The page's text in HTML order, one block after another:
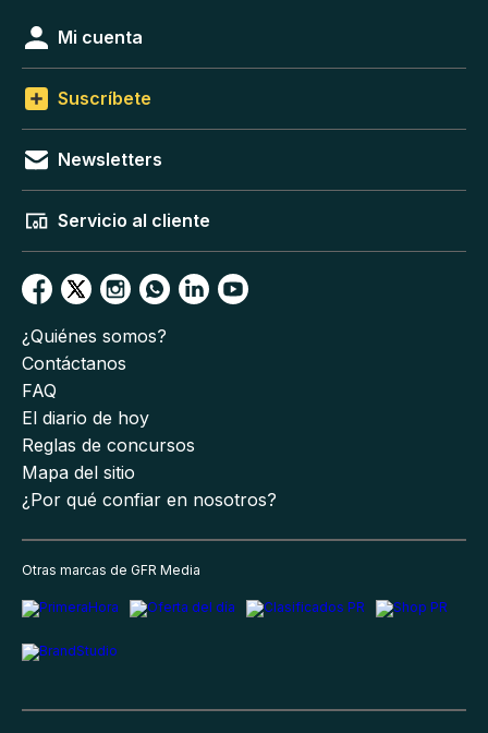
Mi cuenta
Suscríbete
Newsletters
Servicio al cliente
¿Quiénes somos?
Contáctanos
FAQ
El diario de hoy
Reglas de concursos
Mapa del sitio
¿Por qué confiar en nosotros?
Otras marcas de GFR Media